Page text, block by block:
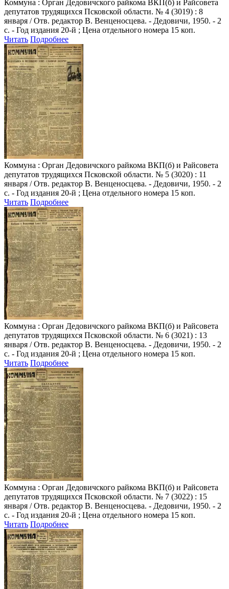
Коммуна : Орган Дедовичского райкома ВКП(б) и Райсовета
депутатов трудящихся Псковской области. № 4 (3019) : 8
января / Отв. редактор В. Венценосцева. - Дедовичи, 1950. - 2
с. - Год издания 20-й ; Цена отдельного номера 15 коп.
Читать Подробнее
Коммуна : Орган Дедовичского райкома ВКП(б) и Райсовета
депутатов трудящихся Псковской области. № 5 (3020) : 11
января / Отв. редактор В. Венценосцева. - Дедовичи, 1950. - 2
с. - Год издания 20-й ; Цена отдельного номера 15 коп.
Читать Подробнее
Коммуна : Орган Дедовичского райкома ВКП(б) и Райсовета
депутатов трудящихся Псковской области. № 6 (3021) : 13
января / Отв. редактор В. Венценосцева. - Дедовичи, 1950. - 2
с. - Год издания 20-й ; Цена отдельного номера 15 коп.
Читать Подробнее
Коммуна : Орган Дедовичского райкома ВКП(б) и Райсовета
депутатов трудящихся Псковской области. № 7 (3022) : 15
января / Отв. редактор В. Венценосцева. - Дедовичи, 1950. - 2
с. - Год издания 20-й ; Цена отдельного номера 15 коп.
Читать Подробнее